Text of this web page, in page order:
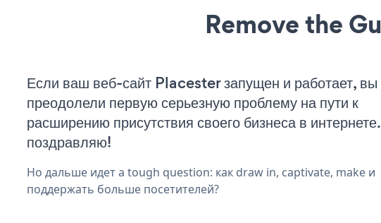
Remove the
Если ваш веб-сайт Placester запущен и работает, вы
преодолели первую серьезную проблему на пути к
расширению присутствия своего бизнеса в интернете.
поздравляю!
Но дальше идет a tough question: как draw in, captivate, make и
поддержать больше посетителей?